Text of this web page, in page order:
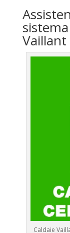
Vaillant
Caldaie